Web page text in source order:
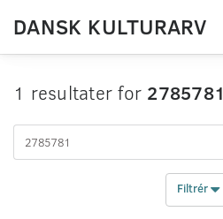
DANSK KULTURARV
1 resultater for 2785781
Filtrér